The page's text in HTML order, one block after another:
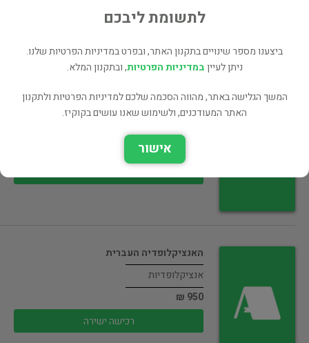
רכישה ישירה
מעמדות ומפלגות בארצות הברית
האנציקלופדיה העברית
אנציקלופדיות
950 ₪
רכישה ישירה
לתשומת ליבכם
ביצענו מספר שינויים בתקנון האתר, ובפרט במדיניות הפרטיות שלנו.
ניתן לעייןבמדיניות הפרטיות, ובתקנון המלא.
המשך הגלישה באתר, מהווה הסכמה שלכם למדיניות הפרטיות ולתקנון
האתר המעודכנים, ולשימוש שאנו עושים בקוקיז.
אישור